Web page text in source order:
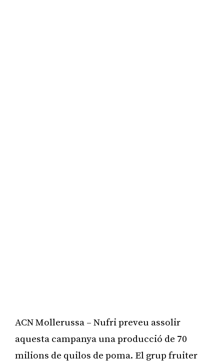
ACN Mollerussa – Nufri preveu assolir
aquesta campanya una producció de 70
milions de quilos de poma. El grup fruiter